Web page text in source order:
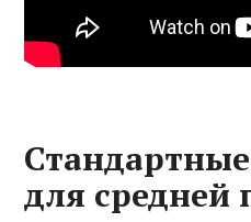
для средней